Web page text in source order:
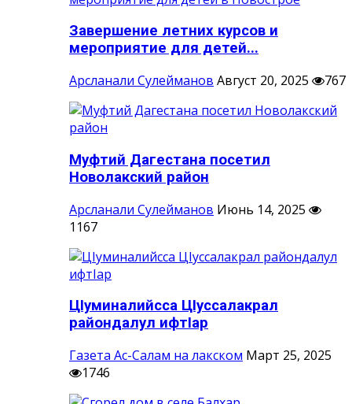
Завершение летних курсов и
мероприятие для детей...
Арсланали Сулейманов Август 20, 2025 767
Муфтий Дагестана посетил
Новолакский район
Арсланали Сулейманов Июнь 14, 2025
1167
ЦIуминалийсса ЦIуссалакрал
райондалул ифтIар
Газета Ас-Салам на лакском Март 25, 2025
1746